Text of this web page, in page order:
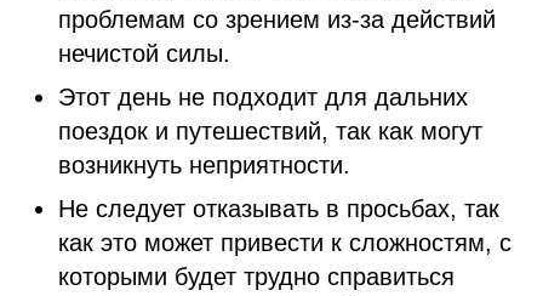
проблемам со зрением из-за действий
нечистой силы.
Этот день не подходит для дальних
поездок и путешествий, так как могут
возникнуть неприятности.
Не следует отказывать в просьбах, так
как это может привести к сложностям, с
которыми будет трудно справиться